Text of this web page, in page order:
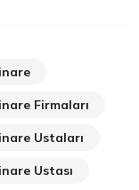
Firmaları
Ustaları
Ustası